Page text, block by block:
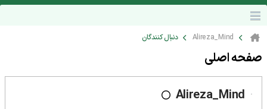
Alireza_Mind دنبال کنندگان
صفحه اصلی
Alireza_Mind